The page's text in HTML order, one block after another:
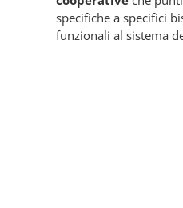
specifiche a specifici
funzionali al sistema